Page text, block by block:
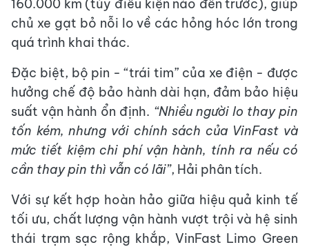
160.000 km (tùy điều kiện nào đến trước), giúp
chủ xe gạt bỏ nỗi lo về các hỏng hóc lớn trong
quá trình khai thác.
Đặc biệt, bộ pin - “trái tim” của xe điện - được
hưởng chế độ bảo hành dài hạn, đảm bảo hiệu
suất vận hành ổn định. “Nhiều người lo thay pin
tốn kém, nhưng với chính sách của VinFast và
mức tiết kiệm chi phí vận hành, tính ra nếu có
cần thay pin thì vẫn có lãi”, Hải phân tích.
Với sự kết hợp hoàn hảo giữa hiệu quả kinh tế
tối ưu, chất lượng vận hành vượt trội và hệ sinh
thái trạm sạc rộng khắp, VinFast Limo Green